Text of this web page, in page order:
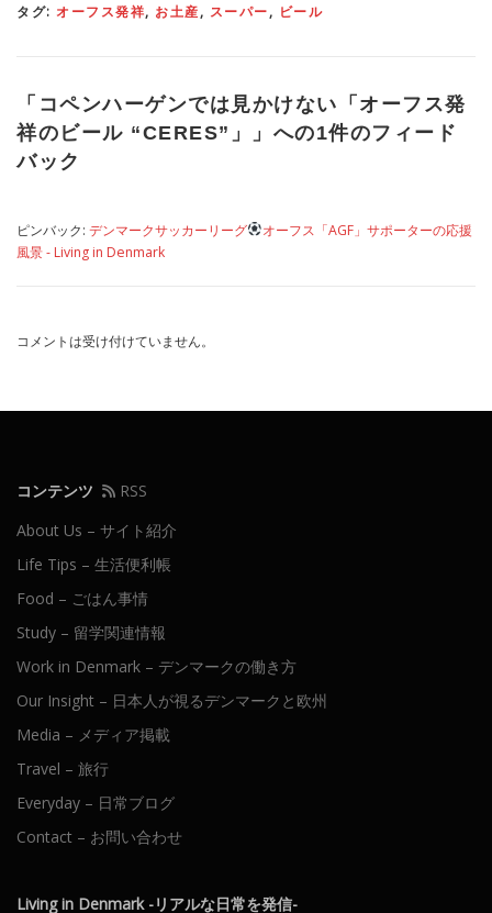
タグ: オーフス発祥, お土産, スーパー, ビール
「 コペンハーゲンでは見かけない「オーフス発
祥のビール “CERES”」
」への1件のフィード
バック
ピンバック: デンマークサッカーリーグ
オーフス「AGF」サポーターの応援
風景 - Living in Denmark
コメントは受け付けていません。
コンテンツ
RSS
About Us – サイト紹介
Life Tips – 生活便利帳
Food – ごはん事情
Study – 留学関連情報
Work in Denmark – デンマークの働き方
Our Insight – 日本人が視るデンマークと欧州
Media – メディア掲載
Travel – 旅行
Everyday – 日常ブログ
Contact – お問い合わせ
Living in Denmark -リアルな日常を発信-